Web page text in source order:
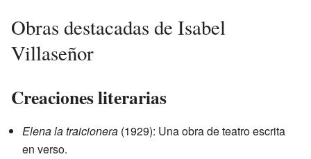
Obras destacadas de Isabel
Villaseñor
Creaciones literarias
Elena la traicionera (1929): Una obra de teatro escrita
en verso.